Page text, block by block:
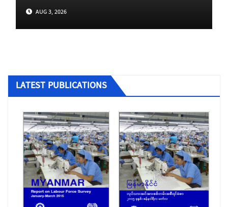
AUG 3, 2026
LATEST PUBLICATIONS
ကုမ္ပဏီများ
ပြည်ပအလုပ်အကိုင် အကျိုးဆောင် လိုင်စင်ရ
အေဂျင်စီများ
ခုံသမာဓိကောင်စီမှ ဆုံးဖြတ်ခဲ့သည့် အငြင်းပွား
မှုများ